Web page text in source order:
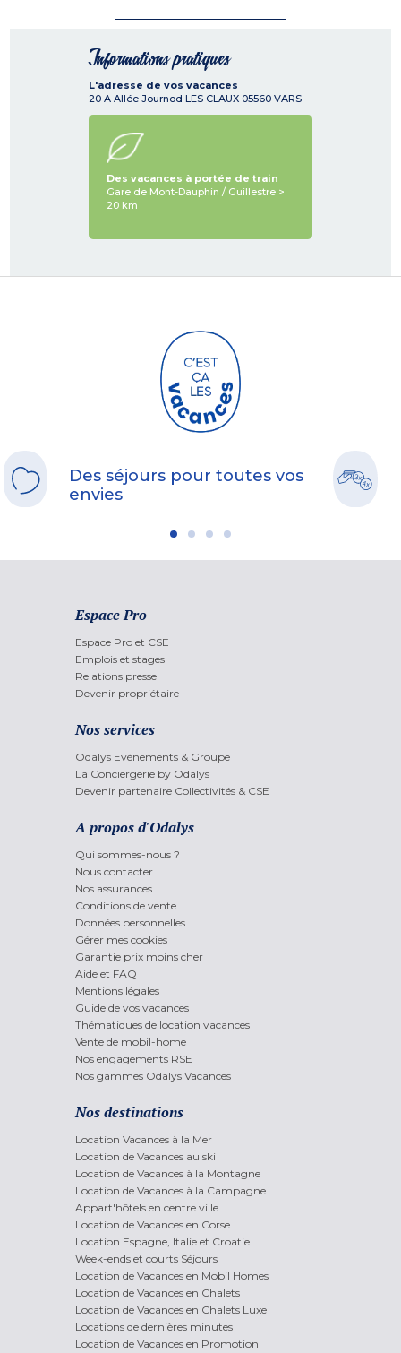
Informations pratiques
L'adresse de vos vacances
20 A Allée Journod LES CLAUX 05560 VARS
Des vacances à portée de train
Gare de Mont-Dauphin / Guillestre >
20 km
Des séjours pour toutes vos
envies
Espace Pro
Espace Pro et CSE
Emplois et stages
Relations presse
Devenir propriétaire
Nos services
Odalys Evènements & Groupe
La Conciergerie by Odalys
Devenir partenaire Collectivités & CSE
A propos d'Odalys
Qui sommes-nous ?
Nous contacter
Nos assurances
Conditions de vente
Données personnelles
Gérer mes cookies
Garantie prix moins cher
Aide et FAQ
Mentions légales
Guide de vos vacances
Thématiques de location vacances
Vente de mobil-home
Nos engagements RSE
Nos gammes Odalys Vacances
Nos destinations
Location Vacances à la Mer
Location de Vacances au ski
Location de Vacances à la Montagne
Location de Vacances à la Campagne
Appart'hôtels en centre ville
Location de Vacances en Corse
Location Espagne, Italie et Croatie
Week-ends et courts Séjours
Location de Vacances en Mobil Homes
Location de Vacances en Chalets
Location de Vacances en Chalets Luxe
Locations de dernières minutes
Location de Vacances en Promotion